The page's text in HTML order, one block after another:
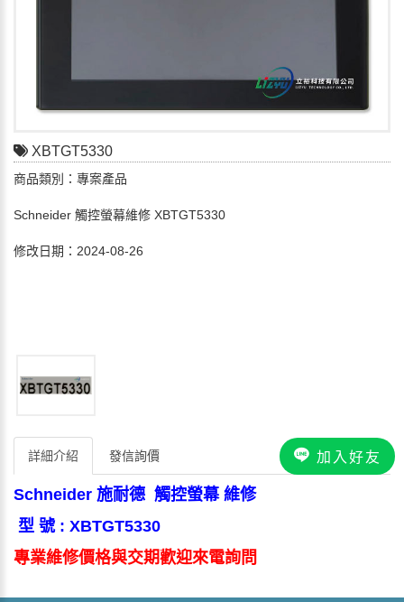
加入好友
XBTGT5330
商品類別：專案產品
Schneider 觸控螢幕維修 XBTGT5330
修改日期：2024-08-26
詳細介紹 發信詢價
Schneider 施耐德 觸控螢幕 維修
型 號 : XBTGT5330
專業維修價格與交期歡迎來電詢問